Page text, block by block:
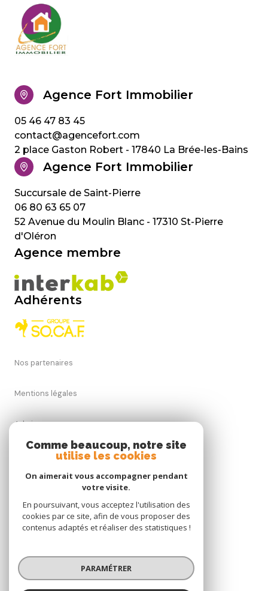
Agence Fort Immobilier
05 46 47 83 45
contact@agencefort.com
2 place Gaston Robert - 17840 La Brée-les-Bains
Agence Fort Immobilier
06 80 63 65 07
52 Avenue du Moulin Blanc - 17310 St-Pierre
d'Oléron
Agence membre
Adhérents
Nos partenaires
Mentions légales
Admin
Nos honoraires
Cookies
© 2026 | Tous droits réservés
Comme beaucoup, notre site
utilise les cookies
On aimerait vous accompagner pendant
votre visite.
En poursuivant, vous acceptez l'utilisation des
cookies par ce site, afin de vous proposer des
contenus adaptés et réaliser des statistiques !
PARAMÉTRER